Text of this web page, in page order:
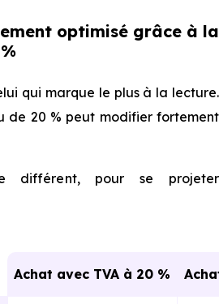
optimisé grâce à la
qui marque le plus à la lecture.
de 20 % peut modifier fortement
différent, pour se projeter
Achat avec TVA à 20 %